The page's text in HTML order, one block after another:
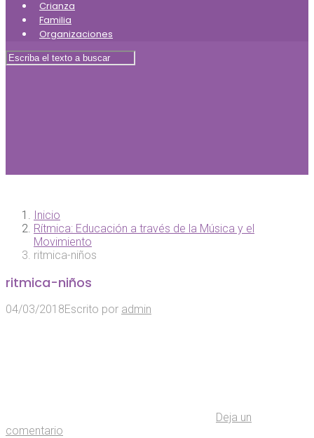
Crianza
Familia
Organizaciones
Inicio
Rítmica: Educación a través de la Música y el
Movimiento
ritmica-niños
ritmica-niños
04/03/2018Escrito por admin
Deja un
comentario